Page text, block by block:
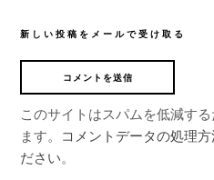
新しい投稿をメールで受け取る
このサイトはスパムを低減す
ます。 コメントデータの処理
ださい。